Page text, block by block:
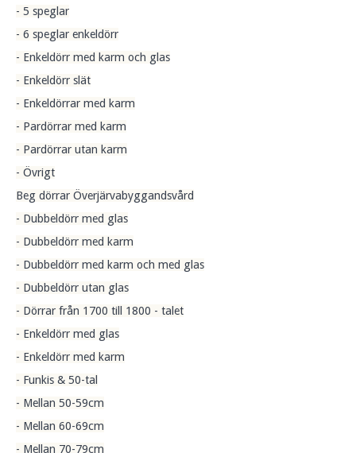
- 5 speglar
- 6 speglar enkeldörr
- Enkeldörr med karm och glas
- Enkeldörr slät
- Enkeldörrar med karm
- Pardörrar med karm
- Pardörrar utan karm
- Övrigt
Beg dörrar Överjärvabyggandsvård
- Dubbeldörr med glas
- Dubbeldörr med karm
- Dubbeldörr med karm och med glas
- Dubbeldörr utan glas
- Dörrar från 1700 till 1800 - talet
- Enkeldörr med glas
- Enkeldörr med karm
- Funkis & 50-tal
- Mellan 50-59cm
- Mellan 60-69cm
- Mellan 70-79cm